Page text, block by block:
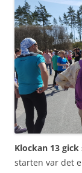
Klockan 13
starten var det